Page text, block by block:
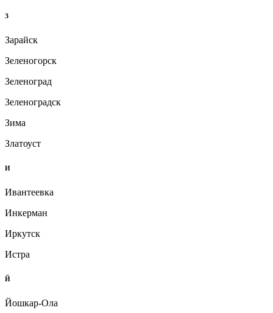
З
Зарайск
Зеленогорск
Зеленоград
Зеленоградск
Зима
Златоуст
И
Ивантеевка
Инкерман
Иркутск
Истра
Й
Йошкар-Ола